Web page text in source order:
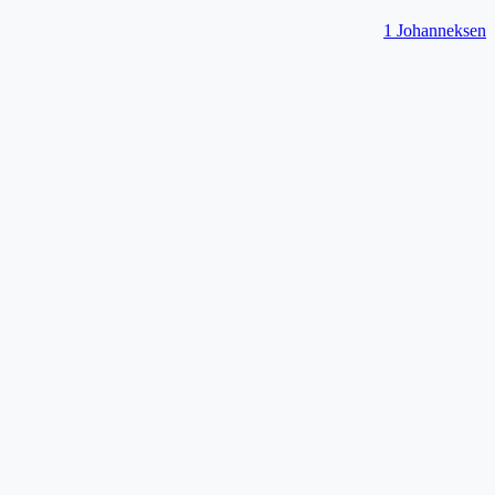
1 Johanneksen